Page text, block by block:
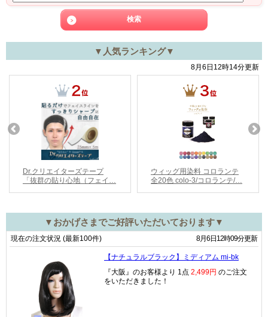
▼人気ランキング▼
▼おかげさまでご好評いただいております▼